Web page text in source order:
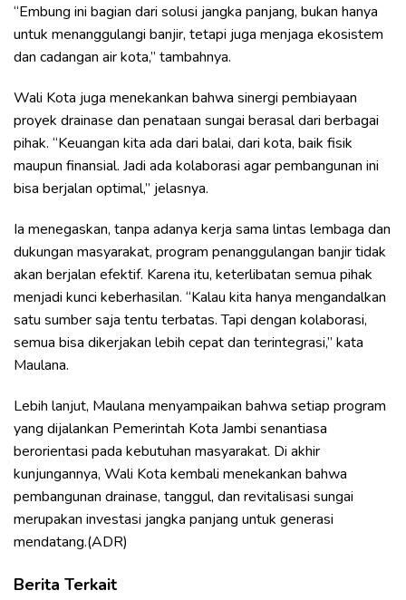
“Embung ini bagian dari solusi jangka panjang, bukan hanya
untuk menanggulangi banjir, tetapi juga menjaga ekosistem
dan cadangan air kota,” tambahnya.
Wali Kota juga menekankan bahwa sinergi pembiayaan
proyek drainase dan penataan sungai berasal dari berbagai
pihak. “Keuangan kita ada dari balai, dari kota, baik fisik
maupun finansial. Jadi ada kolaborasi agar pembangunan ini
bisa berjalan optimal,” jelasnya.
Ia menegaskan, tanpa adanya kerja sama lintas lembaga dan
dukungan masyarakat, program penanggulangan banjir tidak
akan berjalan efektif. Karena itu, keterlibatan semua pihak
menjadi kunci keberhasilan. “Kalau kita hanya mengandalkan
satu sumber saja tentu terbatas. Tapi dengan kolaborasi,
semua bisa dikerjakan lebih cepat dan terintegrasi,” kata
Maulana.
Lebih lanjut, Maulana menyampaikan bahwa setiap program
yang dijalankan Pemerintah Kota Jambi senantiasa
berorientasi pada kebutuhan masyarakat. Di akhir
kunjungannya, Wali Kota kembali menekankan bahwa
pembangunan drainase, tanggul, dan revitalisasi sungai
merupakan investasi jangka panjang untuk generasi
mendatang.(ADR)
Berita Terkait